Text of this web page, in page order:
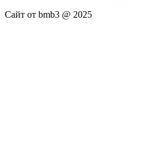
Сайт от bmb3 @ 2025